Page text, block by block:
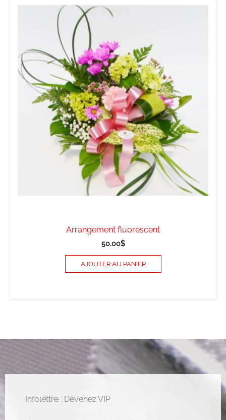
Arrangement fluorescent
50.00$
AJOUTER AU PANIER
Infolettre : Devenez VIP